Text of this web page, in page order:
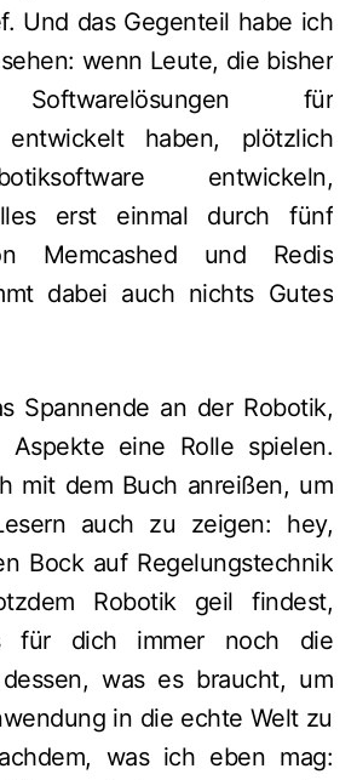
Und das Gegenteil habe ich
wenn Leute, die bisher
Softwarelösungen für
entwickelt haben, plötzlich
entwickeln,
erst einmal durch fünf
Memcashed und Redis
dabei auch nichts Gutes
Spannende an der Robotik,
Aspekte eine Rolle spielen.
mit dem Buch anreißen, um
auch zu zeigen: hey,
Bock auf Regelungstechnik
Robotik geil findest,
für dich immer noch die
was es braucht, um
in die echte Welt zu
was ich eben mag: